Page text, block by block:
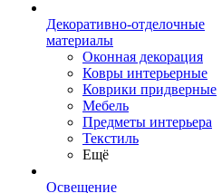
Декоративно-отделочные
материалы
Оконная декорация
Ковры интерьерные
Коврики придверные
Мебель
Предметы интерьера
Текстиль
Ещё
Освещение